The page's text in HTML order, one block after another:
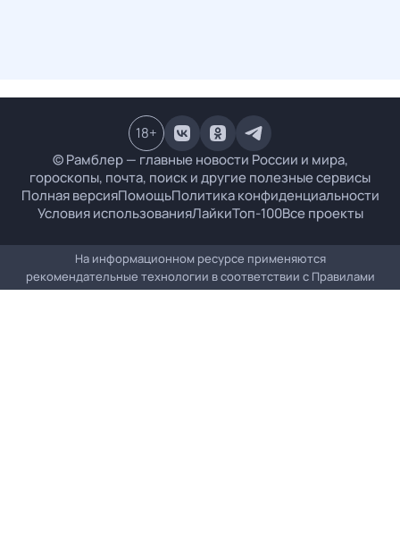
© Рамблер — главные новости России и мира,
гороскопы, почта, поиск и другие полезные сервисы
Полная версияПомощьПолитика конфиденциальности
Условия использованияЛайкиТоп-100Все проекты
18+
На информационном ресурсе применяются
рекомендательные технологии в соответствии с Правилами